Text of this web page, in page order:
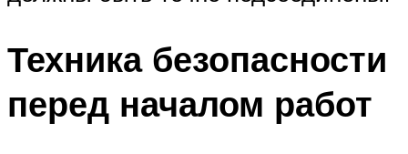
Техника безопасности
перед началом работ